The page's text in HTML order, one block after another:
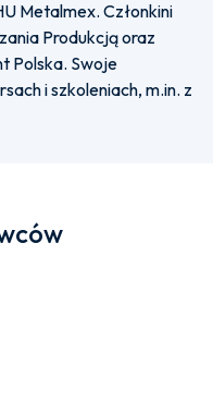
Metalmex. Członkini
Produkcją oraz
Polska. Swoje
i szkoleniach, m.in. z